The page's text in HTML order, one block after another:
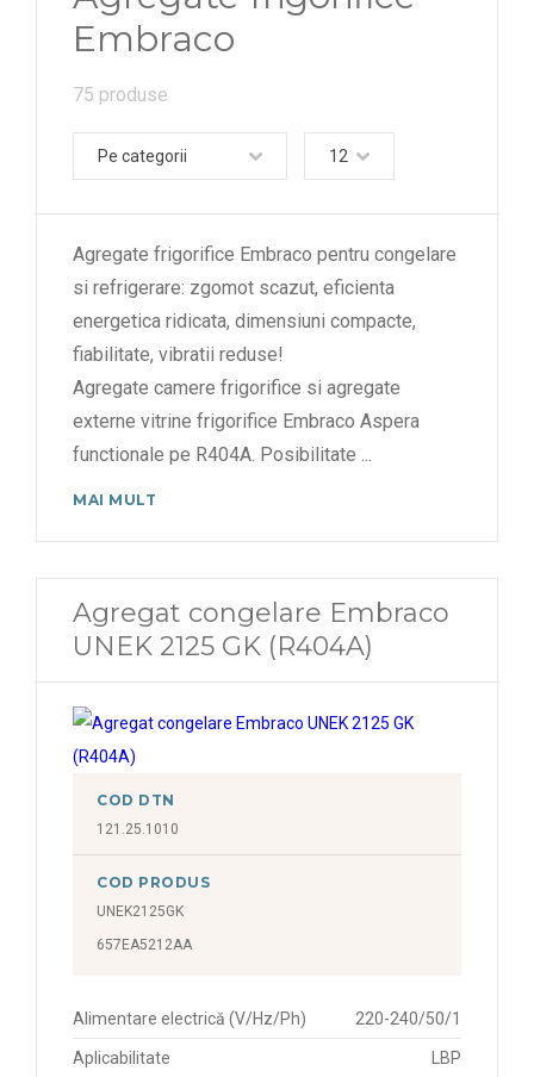
2321 W
2332 W
61,1 db(A)
63,1 db(A)
64 db(A)
64,3 db(A)
65 db(A)
67 db(A)
68,0 db(A)
68,7 db(A)
Embraco
75 produse
Pe categorii 12
Agregate frigorifice Embraco pentru congelare
si refrigerare: zgomot scazut, eficienta
energetica ridicata, dimensiuni compacte,
fiabilitate, vibratii reduse!
Agregate camere frigorifice si agregate
externe vitrine frigorifice Embraco Aspera
functionale pe R404A. Posibilitate
MAI MULT
Agregat congelare Embraco
UNEK 2125 GK (R404A)
COD DTN
121.25.1010
COD PRODUS
UNEK2125GK
657EA5212AA
Alimentare electrică (V/Hz/Ph) 220-240/50/1
Aplicabilitate LBP